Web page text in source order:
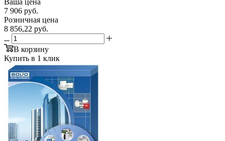
7 906 руб.
Розничная цена
8 856,22 руб.
В корзину
Купить в 1 клик